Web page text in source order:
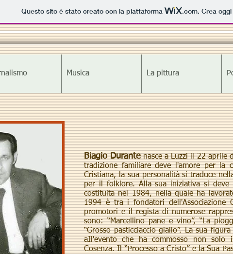
Questo sito è stato creato con la piattaforma .com. Crea
Musica La pittura
Biagio Durantenasce a Luzzi il 22 aprile
tradizione familiare deve l'amore per
Cristiana, la sua personalità si traduce
per il folklore. Alla sua iniziativa si deve
costituita nel 1984, nella quale ha
1994 è tra i fondatori dell'Associazione
promotori e il regista di numerose
sono: “Marcellino pane e vino”, “La
“Grosso pasticciaccio giallo”. La sua
aIl'evento che ha commosso non
Cosenza. Il “Processo a Cristo” e la Sua